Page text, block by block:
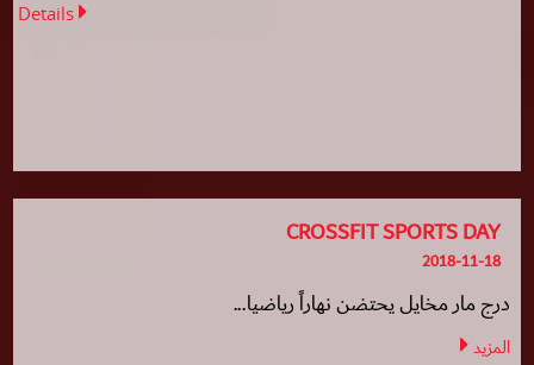
Details
CROSSFIT SPORTS DAY
2018-11-18
درج مار مخايل يحتضن نهاراً رياضيا...
المزيد